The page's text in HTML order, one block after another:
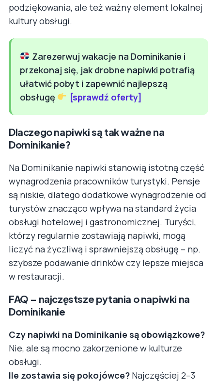
podziękowania, ale też ważny element lokalnej
kultury obsługi.
Zarezerwuj wakacje na Dominikanie i
przekonaj się, jak drobne napiwki potrafią
ułatwić pobyt i zapewnić najlepszą
obsługę
[sprawdź oferty]
Dlaczego napiwki są tak ważne na
Dominikanie?
Na Dominikanie napiwki stanowią istotną część
wynagrodzenia pracowników turystyki. Pensje
są niskie, dlatego dodatkowe wynagrodzenie od
turystów znacząco wpływa na standard życia
obsługi hotelowej i gastronomicznej. Turyści,
którzy regularnie zostawiają napiwki, mogą
liczyć na życzliwą i sprawniejszą obsługę – np.
szybsze podawanie drinków czy lepsze miejsca
w restauracji.
FAQ – najczęstsze pytania o napiwki na
Dominikanie
Czy napiwki na Dominikanie są obowiązkowe?
Nie, ale są mocno zakorzenione w kulturze
obsługi.
Ile zostawia się pokojówce? Najczęściej 2–3